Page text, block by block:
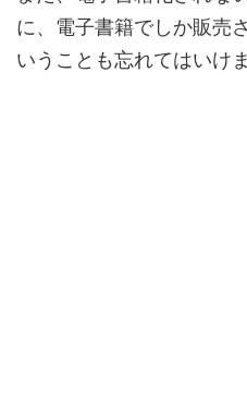
に、電子書籍でしか販売
いうことも忘れてはいけ